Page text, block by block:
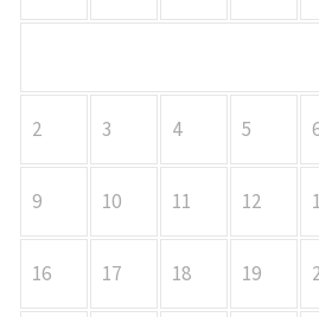
2 3 4 5
9 10 11 12
16 17 18 19